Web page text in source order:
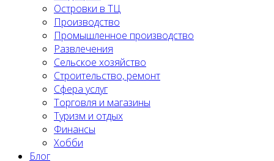
Островки в ТЦ
Производство
Промышленное производство
Развлечения
Сельское хозяйство
Строительство, ремонт
Сфера услуг
Торговля и магазины
Туризм и отдых
Финансы
Хобби
Блог